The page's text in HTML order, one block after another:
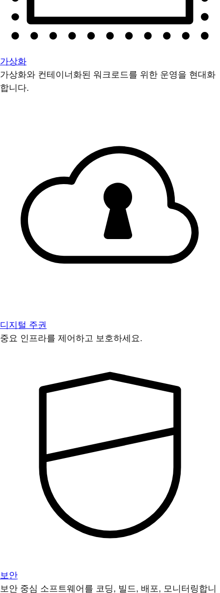
가상화
가상화와 컨테이너화된 워크로드를 위한 운영을 현대화
합니다.
디지털 주권
중요 인프라를 제어하고 보호하세요.
보안
보안 중심 소프트웨어를 코딩, 빌드, 배포, 모니터링합니